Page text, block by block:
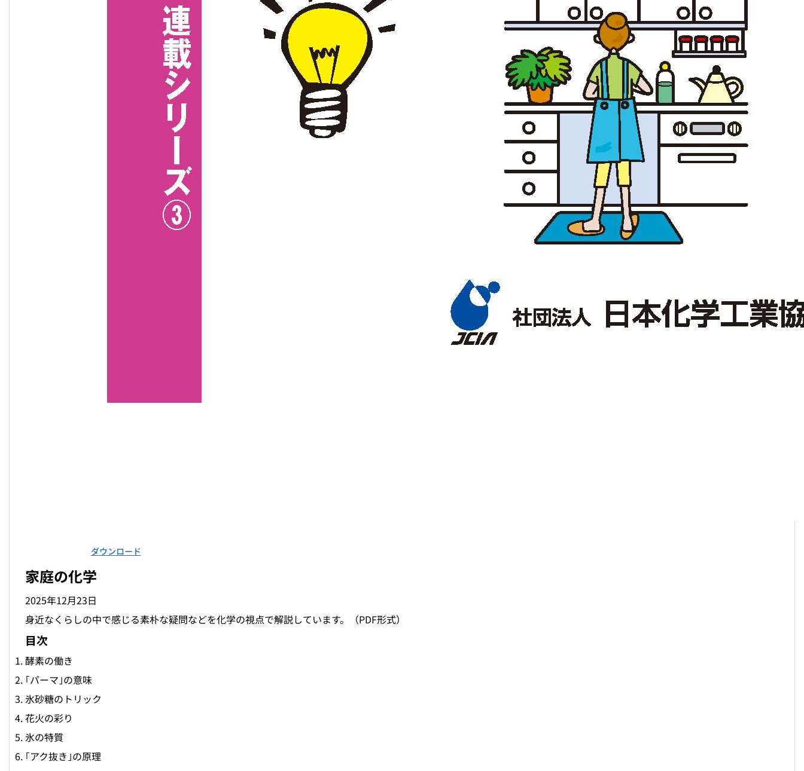
ダウンロード
家庭の化学
2025年12月23日
身近なくらしの中で感じる素朴な疑問などを化学の視点で解説しています。（PDF形式）
目次
酵素の働き
｢パーマ｣の意味
氷砂糖のトリック
花火の彩り
氷の特質
｢アク抜き｣の原理